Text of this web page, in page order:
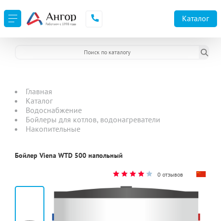
Каталог
Главная
Каталог
Водоснабжение
Бойлеры для котлов, водонагреватели
Накопительные
Бойлер Viena WTD 500 напольный
0 отзывов